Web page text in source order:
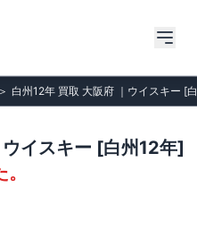
＞ 白州12年 買取 大阪府 ｜ウイスキー [
イスキー [白州12年]